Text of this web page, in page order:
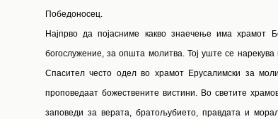
Победоносец.
Најпрво да појасниме какво знаечење има храмот
богослужение, за општа молитва. Тој уште се
Спасител често одел во храмот Ерусалимски за
проповедаат божествените вистини. Во светите
заповеди за верата, братољубието, правдата и